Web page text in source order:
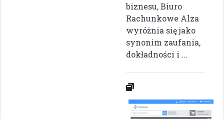
biznesu, Biuro
Rachunkowe Alza
wyróżnia się jako
synonim zaufania,
dokładności i ...